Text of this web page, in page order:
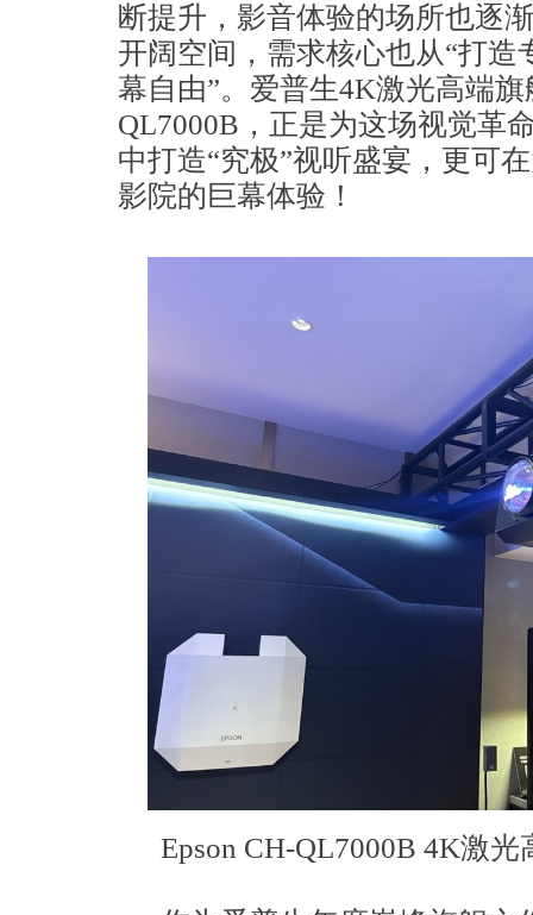
断提升，影音体验的场所也逐
开阔空间，需求核心也从“打造
幕自由”。爱普生4K激光高端
QL7000B，正是为这场视觉革
中打造“究极”视听盛宴，更可
影院的巨幕体验！
Epson CH-QL7000B 4K激